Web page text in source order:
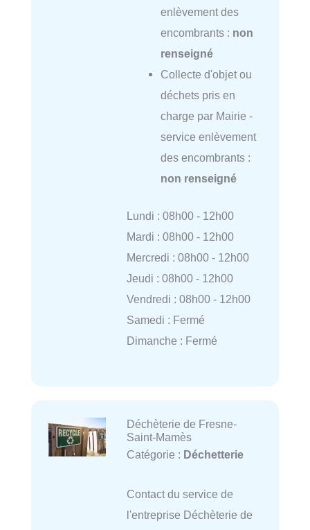
enlèvement des
encombrants : non
renseigné
Collecte d'objet ou
déchets pris en
charge par Mairie -
service enlèvement
des encombrants :
non renseigné
Lundi : 08h00 - 12h00
Mardi : 08h00 - 12h00
Mercredi : 08h00 - 12h00
Jeudi : 08h00 - 12h00
Vendredi : 08h00 - 12h00
Samedi : Fermé
Dimanche : Fermé
Déchèterie de Fresne-
Saint-Mamès
Catégorie : Déchetterie
Contact du service de
l'entreprise Déchèterie de